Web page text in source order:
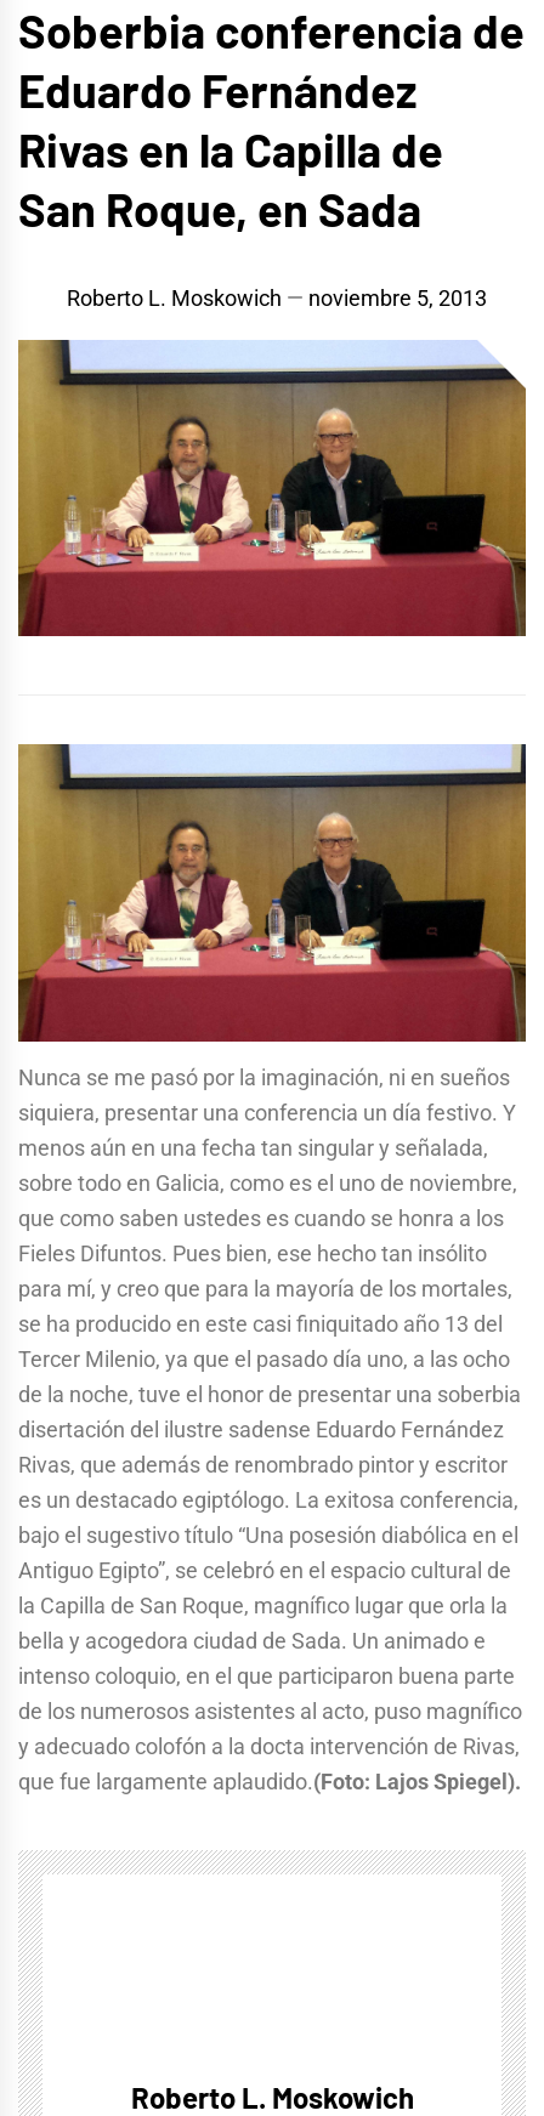
Soberbia conferencia de
Eduardo Fernández
Rivas en la Capilla de
San Roque, en Sada
Roberto L. Moskowich noviembre 5, 2013
Nunca se me pasó por la imaginación, ni en sueños
siquiera, presentar una conferencia un día festivo. Y
menos aún en una fecha tan singular y señalada,
sobre todo en Galicia, como es el uno de noviembre,
que como saben ustedes es cuando se honra a los
Fieles Difuntos. Pues bien, ese hecho tan insólito
para mí, y creo que para la mayoría de los mortales,
se ha producido en este casi finiquitado año 13 del
Tercer Milenio, ya que el pasado día uno, a las ocho
de la noche, tuve el honor de presentar una soberbia
disertación del ilustre sadense Eduardo Fernández
Rivas, que además de renombrado pintor y escritor
es un destacado egiptólogo. La exitosa conferencia,
bajo el sugestivo título “Una posesión diabólica en el
Antiguo Egipto”, se celebró en el espacio cultural de
la Capilla de San Roque, magnífico lugar que orla la
bella y acogedora ciudad de Sada. Un animado e
intenso coloquio, en el que participaron buena parte
de los numerosos asistentes al acto, puso magnífico
y adecuado colofón a la docta intervención de Rivas,
que fue largamente aplaudido.(Foto: Lajos Spiegel).
Roberto L. Moskowich